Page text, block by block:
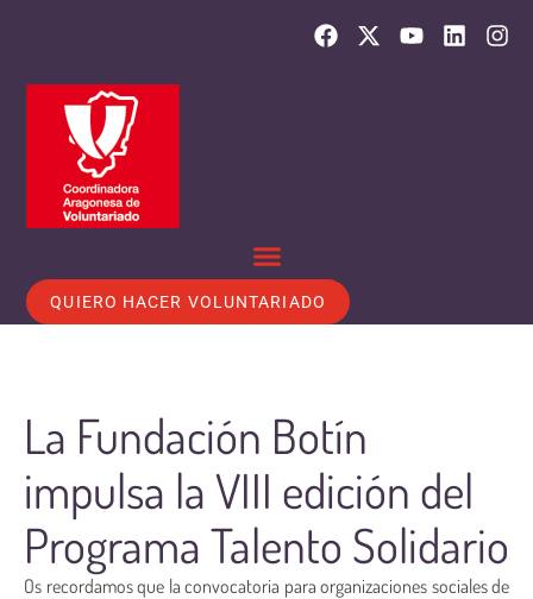
QUIERO HACER VOLUNTARIADO
La Fundación Botín
impulsa la VIII edición del
Programa Talento Solidario
Os recordamos que la convocatoria para organizaciones sociales de